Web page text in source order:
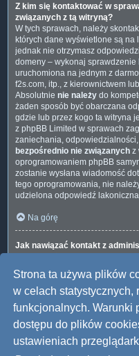
Strona ta używa plików
w celach statystycznych,
funkcjonalnych. Warunki
dostępu do plików
ustawieniach
Z kim się kontaktować w
związanych z tą witryną?
W tych sprawach, należy
których dane wyświetlone są na
jednak nie otrzymasz
domeny – wykonaj sprawdzenie
uruchomiona na jednym z
f2s.com, itp., z kierownictwem
Absolutnie nie należy do
żaden sposób być obarczana
gdzie lub przez kogo ta witryna
z phpBB Limited w sprawach
zaniechania,
bezpośrednio nie związanych z
oprogramowaniem phpBB
zostanie wysłana wiadomość
tego oprogramowania, nie
udzielona odpowiedź
Na górę
Jak nawiązać kontakt z
Wszyscy użytkownicy witryny
przez administratora witryny –
witryny mogą także używać
Na górę